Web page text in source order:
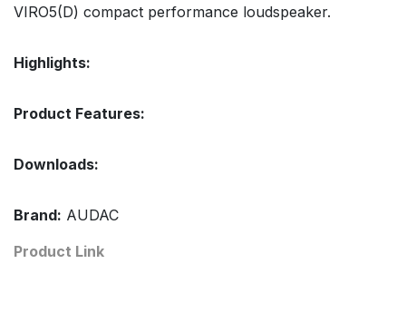
VIRO5(D) compact performance loudspeaker.
Highlights:
Product Features:
Downloads:
Brand: AUDAC
Product Link